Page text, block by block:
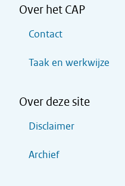
Over het CAP
Contact
Taak en werkwijze
Over deze site
Disclaimer
Archief